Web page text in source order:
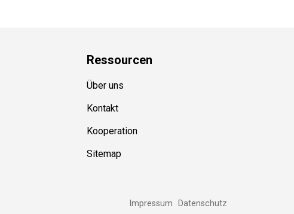
Ressourcen
Über uns
Kontakt
Kooperation
Sitemap
Impressum Datenschutz